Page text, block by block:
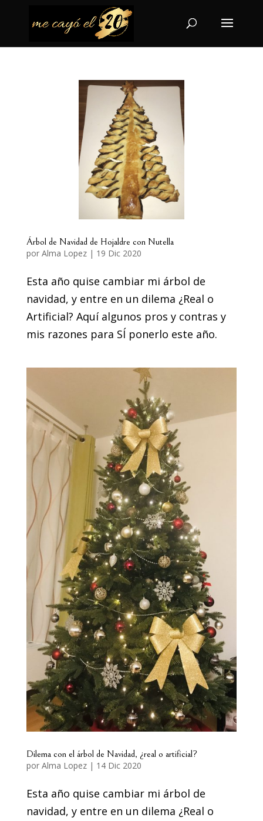
Árbol de Navidad de Hojaldre con Nutella
por Alma Lopez| 19 Dic 2020
Esta año quise cambiar mi árbol de
navidad, y entre en un dilema ¿Real o
Artificial? Aquí algunos pros y contras y
mis razones para SÍ ponerlo este año.
Dilema con el árbol de Navidad, ¿real o artificial?
por Alma Lopez| 14 Dic 2020
Esta año quise cambiar mi árbol de
navidad, y entre en un dilema ¿Real o